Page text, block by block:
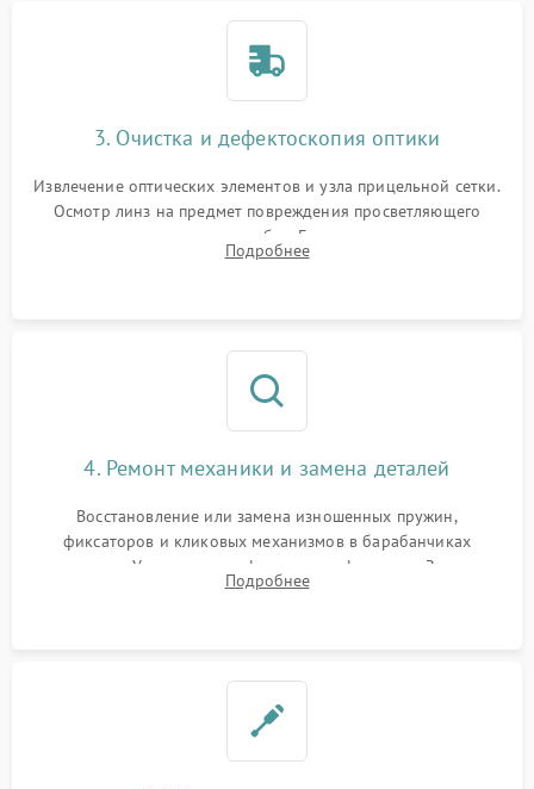
3. Очистка и дефектоскопия оптики
Извлечение оптических элементов и узла прицельной сетки.
Осмотр линз на предмет повреждения просветляющего
покрытия или появления грибка. Бережная очистка стекол
спецрастворами. Проверка целостности гравированной
Подробнее
4. Ремонт механики и замена деталей
Восстановление или замена изношенных пружин,
фиксаторов и кликовых механизмов в барабанчиках
поправок. Устранение люфтов в трансфокаторе. Замена
поврежденных линз, разбитой сетки или восстановление
Подробнее